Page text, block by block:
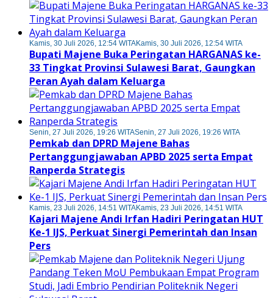
Kamis, 30 Juli 2026, 12:54 WITAKamis, 30 Juli 2026, 12:54 WITA
Bupati Majene Buka Peringatan HARGANAS ke-
33 Tingkat Provinsi Sulawesi Barat, Gaungkan
Peran Ayah dalam Keluarga
Senin, 27 Juli 2026, 19:26 WITASenin, 27 Juli 2026, 19:26 WITA
Pemkab dan DPRD Majene Bahas
Pertanggungjawaban APBD 2025 serta Empat
Ranperda Strategis
Kamis, 23 Juli 2026, 14:51 WITAKamis, 23 Juli 2026, 14:51 WITA
Kajari Majene Andi Irfan Hadiri Peringatan HUT
Ke-1 IJS, Perkuat Sinergi Pemerintah dan Insan
Pers